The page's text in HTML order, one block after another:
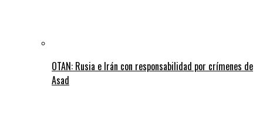
OTAN: Rusia e Irán con responsabilidad por crímenes de
Asad